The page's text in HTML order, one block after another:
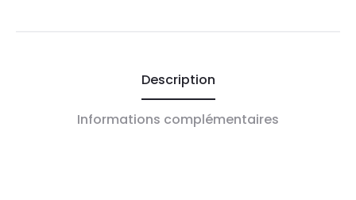
Description
Informations complémentaires